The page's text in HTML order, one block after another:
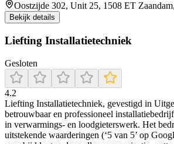
Oostzijde 302, Unit 25, 1508 ET
Bekijk details
Liefting Installatietechniek
Gesloten
4.2
Liefting Installatietechniek, gevestigd in
betrouwbaar en professioneel
in verwarmings- en loodgieterswerk. Het
uitstekende waarderingen (‘5 van 5’ op